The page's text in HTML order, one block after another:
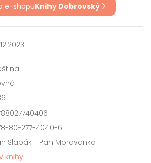
e-shopuKnihy Dobrovský
80-277-4040-6
Slabák - Pan Moravanka
knihy